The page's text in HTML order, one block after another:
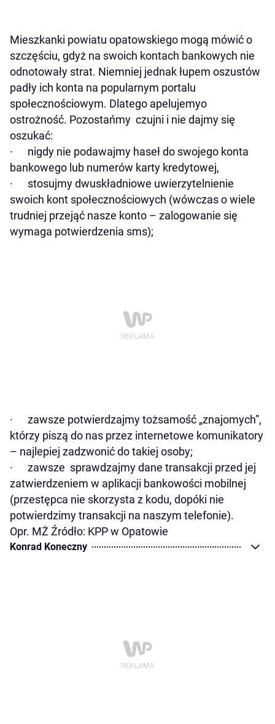
Mieszkanki powiatu opatowskiego mogą mówić o
szczęściu, gdyż na swoich kontach bankowych nie
odnotowały strat. Niemniej jednak łupem oszustów
padły ich konta na popularnym portalu
społecznościowym. Dlatego apelujemyo
ostrożność. Pozostańmy czujni i nie dajmy się
oszukać:
· nigdy nie podawajmy haseł do swojego konta
bankowego lub numerów karty kredytowej,
· stosujmy dwuskładniowe uwierzytelnienie
swoich kont społecznościowych (wówczas o wiele
trudniej przejąć nasze konto – zalogowanie się
wymaga potwierdzenia sms);
· zawsze potwierdzajmy tożsamość „znajomych”,
którzy piszą do nas przez internetowe komunikatory
– najlepiej zadzwonić do takiej osoby;
· zawsze sprawdzajmy dane transakcji przed jej
zatwierdzeniem w aplikacji bankowości mobilnej
(przestępca nie skorzysta z kodu, dopóki nie
potwierdzimy transakcji na naszym telefonie).
Opr. MŻ Źródło: KPP w Opatowie
Konrad Koneczny